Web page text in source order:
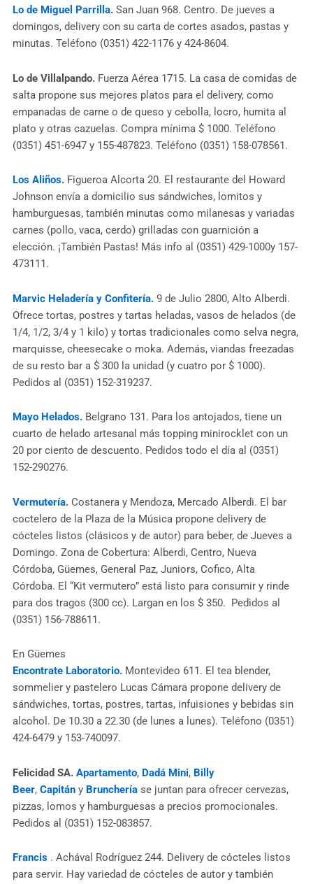
Lo de Miguel Parrilla. San Juan 968. Centro. De jueves a
domingos, delivery con su carta de cortes asados, pastas y
minutas. Teléfono (0351) 422-1176 y 424-8604.
Lo de Villalpando. Fuerza Aérea 1715. La casa de comidas de
salta propone sus mejores platos para el delivery, como
empanadas de carne o de queso y cebolla, locro, humita al
plato y otras cazuelas. Compra mínima $ 1000. Teléfono
(0351) 451-6947 y 155-487823. Teléfono (0351) 158-078561.
Los Aliños. Figueroa Alcorta 20. El restaurante del Howard
Johnson envía a domicilio sus sándwiches, lomitos y
hamburguesas, también minutas como milanesas y variadas
carnes (pollo, vaca, cerdo) grilladas con guarnición a
elección. ¡También Pastas! Más info al (0351) 429-1000y 157-
473111.
Marvic Heladería y Confitería. 9 de Julio 2800, Alto Alberdi.
Ofrece tortas, postres y tartas heladas, vasos de helados (de
1/4, 1/2, 3/4 y 1 kilo) y tortas tradicionales como selva negra,
marquisse, cheesecake o moka. Además, viandas freezadas
de su resto bar a $ 300 la unidad (y cuatro por $ 1000).
Pedidos al (0351) 152-319237.
Mayo Helados. Belgrano 131. Para los antojados, tiene un
cuarto de helado artesanal más topping minirocklet con un
20 por ciento de descuento. Pedidos todo el día al (0351)
152-290276.
Vermutería. Costanera y Mendoza, Mercado Alberdi. El bar
coctelero de la Plaza de la Música propone delivery de
cócteles listos (clásicos y de autor) para beber, de Jueves a
Domingo. Zona de Cobertura: Alberdi, Centro, Nueva
Córdoba, Güemes, General Paz, Juniors, Cofico, Alta
Córdoba. El “Kit vermutero” está listo para consumir y rinde
para dos tragos (300 cc). Largan en los $ 350. Pedidos al
(0351) 156-788611.
En Güemes
Encontrate Laboratorio. Montevideo 611. El tea blender,
sommelier y pastelero Lucas Cámara propone delivery de
sándwiches, tortas, postres, tartas, infuisiones y bebidas sin
alcohol. De 10.30 a 22.30 (de lunes a lunes). Teléfono (0351)
424-6479 y 153-740097.
Felicidad SA. Apartamento, Dadá Mini, Billy
Beer, Capitán y Brunchería se juntan para ofrecer cervezas,
pizzas, lomos y hamburguesas a precios promocionales.
Pedidos al (0351) 152-083857.
Francis . Achával Rodríguez 244. Delivery de cócteles listos
para servir. Hay variedad de cócteles de autor y también